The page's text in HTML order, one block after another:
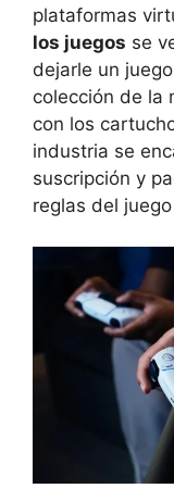
plataformas
los juegos se
dejarle un
colección de la
con los
industria se
suscripción y
reglas del